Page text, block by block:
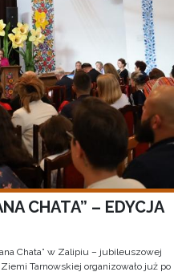
CHATA” – EDYCJA
Chata” w Zalipiu – jubileuszowej
Tarnowskiej organizowało już po